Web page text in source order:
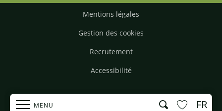
MENU Recherche FR
Mentions légales
Gestion des cookies
Recrutement
Accessibilité